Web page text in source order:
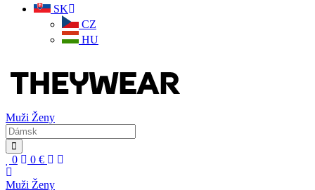
SK
CZ
HU
Muži Ženy
0 0 €
Muži Ženy